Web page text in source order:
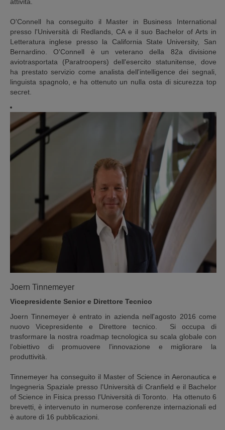
attività.
O'Connell ha conseguito il Master in Business International
presso l'Università di Redlands, CA e il suo Bachelor of Arts in
Letteratura inglese presso la California State University, San
Bernardino. O'Connell è un veterano della 82a divisione
aviotrasportata (Paratroopers) dell'esercito statunitense, dove
ha prestato servizio come analista dell'intelligence dei segnali,
linguista spagnolo, e ha ottenuto un nulla osta di sicurezza top
secret.
Joern Tinnemeyer
Vicepresidente Senior e Direttore Tecnico
Joern Tinnemeyer è entrato in azienda nell'agosto 2016 come
nuovo Vicepresidente e Direttore tecnico. Si occupa di
trasformare la nostra roadmap tecnologica su scala globale con
l'obiettivo di promuovere l'innovazione e migliorare la
produttività.
Tinnemeyer ha conseguito il Master of Science in Aeronautica e
Ingegneria Spaziale presso l'Università di Cranfield e il Bachelor
of Science in Fisica presso l'Università di Toronto. Ha ottenuto 6
brevetti, è intervenuto in numerose conferenze internazionali ed
è autore di 16 pubblicazioni.